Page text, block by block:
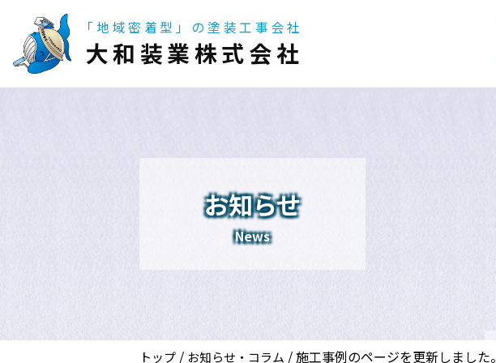
「地域密着型」の塗装工事会社
大和装業株式会社
お知らせ
News
トップ / お知らせ・コラム /施工事例のページを更新しました。